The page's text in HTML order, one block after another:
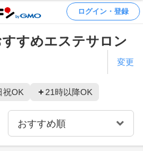
ログイン・登録
すめエステサロン
変更
祝OK 21時以降OK